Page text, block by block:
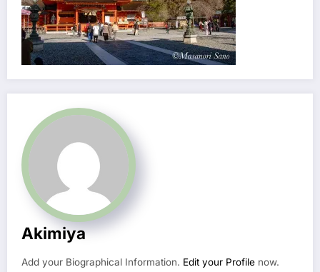
Akimiya
Add your Biographical Information. Edit your Profile now.